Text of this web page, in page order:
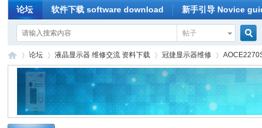
论坛 软件下载 software download 新手引导 Novice
帖子
搜
索
论坛
›
液晶显示器 维修交流 资料下载 冠捷显示器维修
›